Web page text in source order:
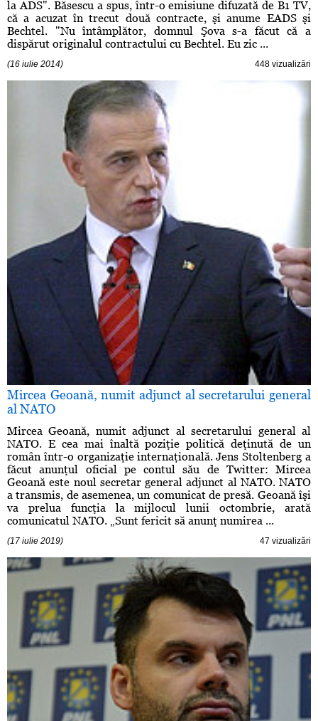
la ADS". Băsescu a spus, într-o emisiune difuzată de B1 TV,
că a acuzat în trecut două contracte, şi anume EADS şi
Bechtel. "Nu întâmplător, domnul Şova s-a făcut că a
dispărut originalul contractului cu Bechtel. Eu zic ...
(16 iulie 2014) 448 vizualizări
Mircea Geoană, numit adjunct al secretarului general
al NATO
Mircea Geoană, numit adjunct al secretarului general al
NATO. E cea mai înaltă poziţie politică deţinută de un
român într-o organizaţie internaţională. Jens Stoltenberg a
făcut anunţul oficial pe contul său de Twitter: Mircea
Geoană este noul secretar general adjunct al NATO. NATO
a transmis, de asemenea, un comunicat de presă. Geoană îşi
va prelua funcţia la mijlocul lunii octombrie, arată
comunicatul NATO. „Sunt fericit să anunţ numirea ...
(17 iulie 2019) 47 vizualizări